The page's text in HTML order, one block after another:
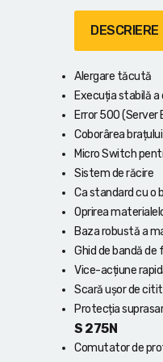
Acumulatoare si
Alte scule cu acumulator
DESCRIERE
Alergare tăcută
Execuția stabilă
Error 500 (Server
Coborârea
Micro Switch
Sistem de răcire
Ca standard cu o
Oprirea
Baza robustă a
Ghid de bandă
Vice-acțiune
Scară ușor de
Protecția
S 275N
Comutator de